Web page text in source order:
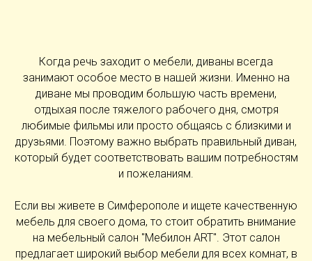
Когда речь заходит о мебели, диваны всегда
занимают особое место в нашей жизни. Именно на
диване мы проводим большую часть времени,
отдыхая после тяжелого рабочего дня, смотря
любимые фильмы или просто общаясь с близкими и
друзьями. Поэтому важно выбрать правильный диван,
который будет соответствовать вашим потребностям
и пожеланиям.
Если вы живете в Симферополе и ищете качественную
мебель для своего дома, то стоит обратить внимание
на мебельный салон "Мебилон ART". Этот салон
предлагает широкий выбор мебели для всех комнат, в